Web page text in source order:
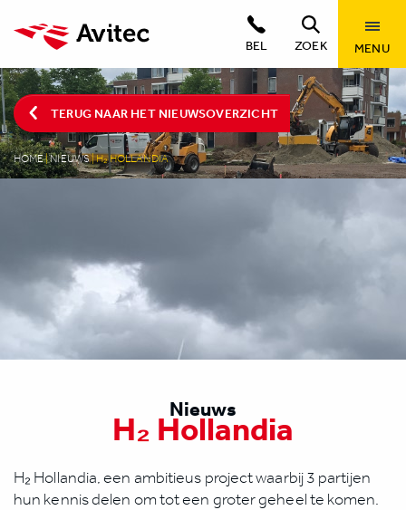
BEL ZOEK MENU
TERUG NAAR HET NIEUWSOVERZICHT
HOME|NIEUWS|H₂ HOLLANDIA
Nieuws
H₂ Hollandia
H₂ Hollandia, een ambitieus project waarbij 3 partijen
hun kennis delen om tot een groter geheel te komen.